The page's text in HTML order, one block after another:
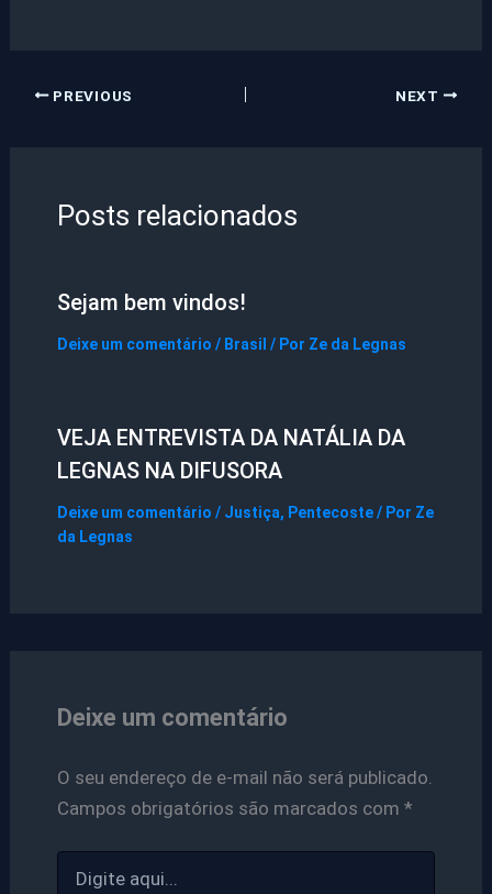
PREVIOUS NEXT
Posts relacionados
Sejam bem vindos!
Deixe um comentário / Brasil / Por Ze da Legnas
VEJA ENTREVISTA DA NATÁLIA DA
LEGNAS NA DIFUSORA
Deixe um comentário / Justiça, Pentecoste/ Por Ze
da Legnas
Deixe um comentário
O seu endereço de e-mail não será publicado.
Campos obrigatórios são marcados com *
aqui...